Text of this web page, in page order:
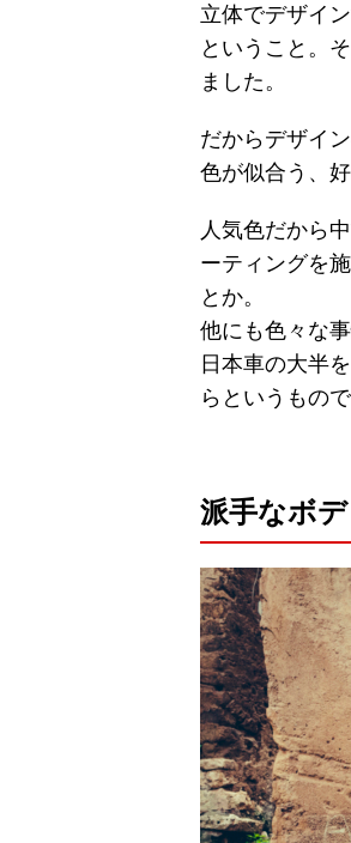
立体でデザイ
ということ。
ました。
だからデザイ
色が似合う、
人気色だから
ーティングを
とか。
他にも色々な
日本車の大半
らというもので
派手なボ